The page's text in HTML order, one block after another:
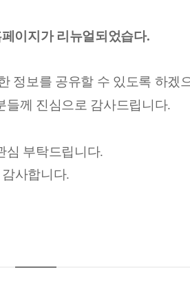
이지가 리뉴얼되었습다.
정보를 공유할 수 있도록 하겠
들께 진심으로 감사드립니다.
심 부탁드립니다.
감사합니다.​​